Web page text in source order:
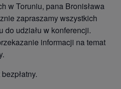
w Toruniu, pana Bronisława
zapraszamy wszystkich
do udziału w konferencji.
informacji na temat